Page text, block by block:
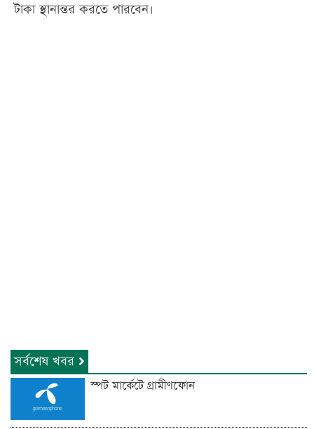
টাকা স্থানান্তর করতে পারবেন।
সর্বশেষ খবর
স্পট মার্কেটে গ্রামীণফোন